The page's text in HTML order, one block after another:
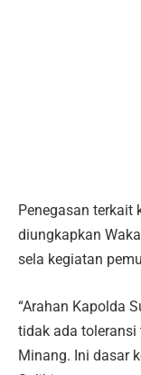
Penegasan terkait
diungkapkan
sela kegiatan
“Arahan Kapolda
tidak ada toleransi
Minang. Ini dasar